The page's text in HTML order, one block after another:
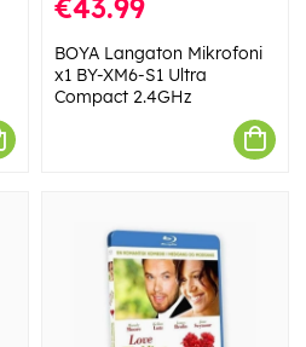
€43.99
BOYA Langaton Mikrofoni
x1 BY-XM6-S1 Ultra
Compact 2.4GHz